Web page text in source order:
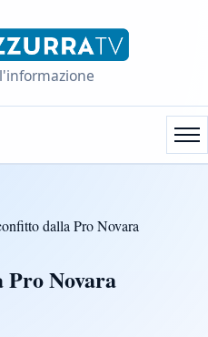
dalla Pro Novara
Novara